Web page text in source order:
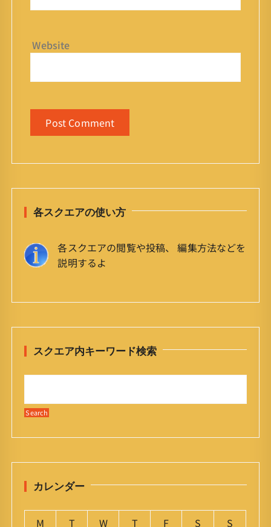
Website
各スクエアの使い方
各スクエアの閲覧や投稿、 編集方法などを
説明するよ
スクエア内キーワード検索
カレンダー
M T W T F S
S